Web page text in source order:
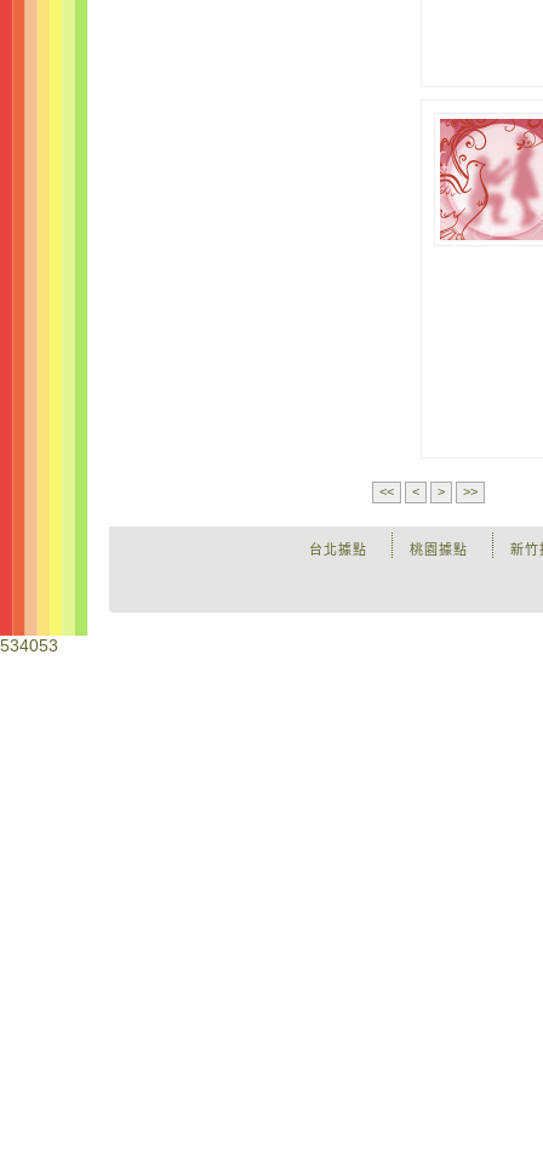
<< < > >>
新竹
桃園據點
台北據點
534053